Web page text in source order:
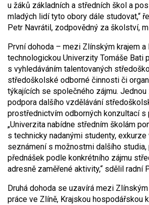
u žáků základních a středních škol a
mladých lidí tyto obory dále studovat,“
Petr Navrátil, zodpovědný za školství,
První dohoda – mezi Zlínským krajem a
technologickou Univerzity Tomáše Bati
s vyhledáváním talentovaných
středoškolské odborné činnosti či
týkajících se společného zájmu.
podpora dalšího vzdělávání
prostřednictvím odborných konzultací s
„Univerzita nabídne středním školám
s technicky nadanými studenty, exkurze
seznámení s možnostmi dalšího studia,
přednášek podle konkrétního zájmu
adresně zaměřené aktivity,“ sdělil radní
Druhá dohoda se uzavírá mezi
práce ve Zlíně, Krajskou hospodářskou